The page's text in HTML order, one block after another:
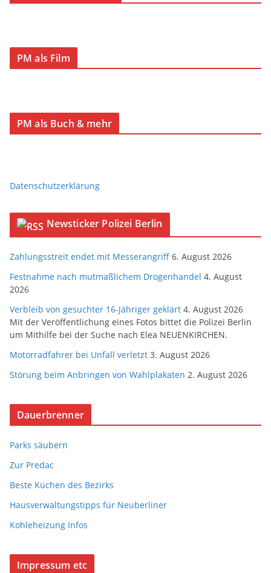
PM als Film
PM als Buch & mehr
Datenschutzerklärung
Newsticker Polizei Berlin
Zahlungsstreit endet mit Messerangriff 6. August 2026
Festnahme nach mutmaßlichem Drogenhandel 4. August
2026
Verbleib von gesuchter 16-Jähriger geklärt 4. August 2026
Mit der Veröffentlichung eines Fotos bittet die Polizei Berlin
um Mithilfe bei der Suche nach Elea NEUENKIRCHEN.
Motorradfahrer bei Unfall verletzt 3. August 2026
Störung beim Anbringen von Wahlplakaten 2. August 2026
Dauerbrenner
Parks säubern
Zur Predac
Beste Küchen des Bezirks
Hausverwaltungstipps für Neuberliner
Kohleheizung Infos
Impressum etc